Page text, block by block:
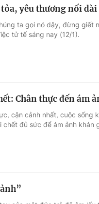
yêu thương nối dài
ta gọi nó dậy, đừng giết
tử tế sáng nay (12/1).
Chân thực đến ám
cận cảnh nhất, cuộc sống
đủ sức để ám ảnh khán